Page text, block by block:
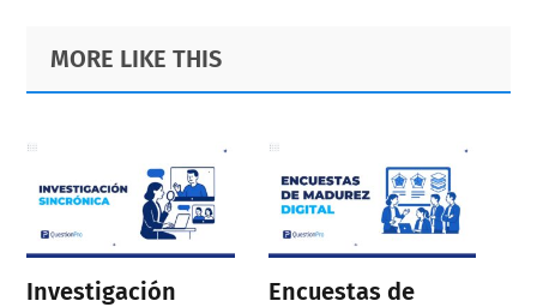
Primary
Sidebar
Footer
MORE LIKE THIS
Investigación
Encuestas de